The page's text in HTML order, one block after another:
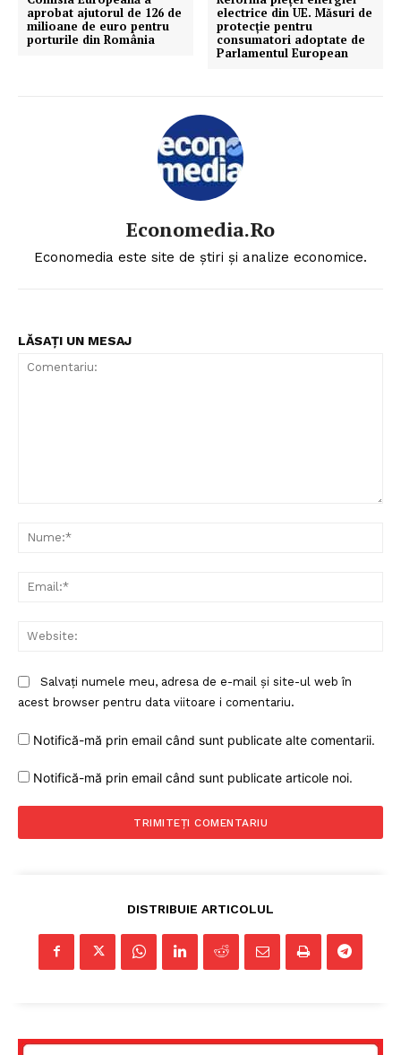
aprobat ajutorul de 126 de
milioane de euro pentru
porturile din România
electrice din UE. Măsuri de
protecție pentru
consumatori adoptate de
Parlamentul European
Economedia.ro
Economedia este site de știri și analize economice.
LĂSAȚI UN MESAJ
Salvați numele meu, adresa de e-mail și site-ul web în
acest browser pentru data viitoare i comentariu.
Notifică-mă prin email când sunt publicate alte comentarii.
Notifică-mă prin email când sunt publicate articole noi.
DISTRIBUIE ARTICOLUL